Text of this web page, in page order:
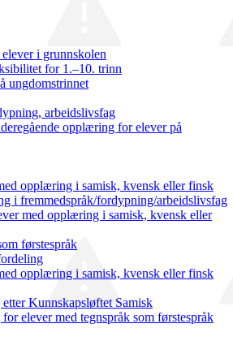
i grunnskolen
for 1.–10. trinn
ungdomstrinnet
arbeidslivsfag
opplæring for elever på
opplæring i samisk, kvensk eller finsk
i fremmedspråk/fordypning/arbeidslivsfag
med opplæring i samisk, kvensk eller
førstespråk
opplæring i samisk, kvensk eller finsk
Kunnskapsløftet Samisk
elever med tegnspråk som førstespråk